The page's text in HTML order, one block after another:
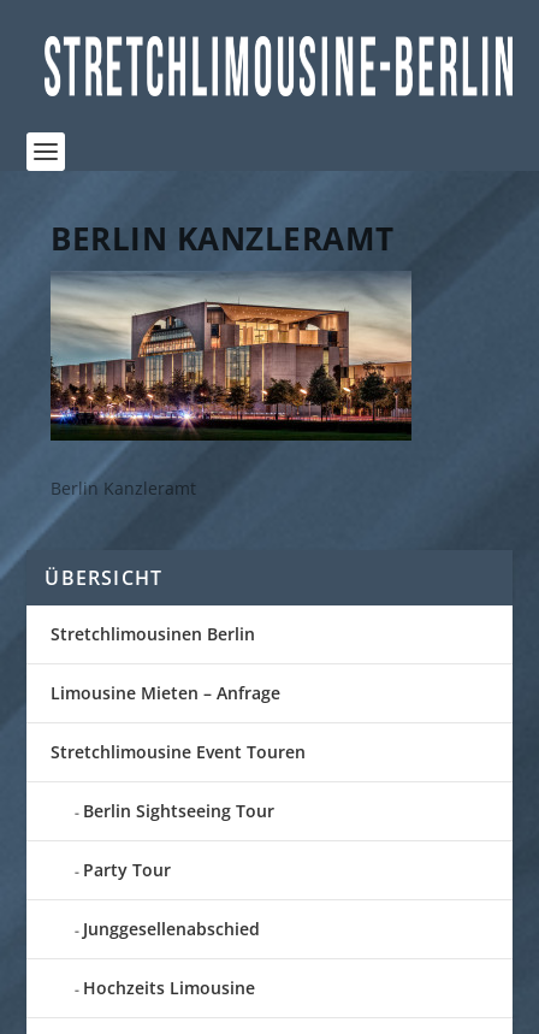
BERLIN KANZLERAMT
Berlin Kanzleramt
ÜBERSICHT
Stretchlimousinen Berlin
Limousine Mieten – Anfrage
Stretchlimousine Event Touren
Berlin Sightseeing Tour
Party Tour
Junggesellenabschied
Hochzeits Limousine